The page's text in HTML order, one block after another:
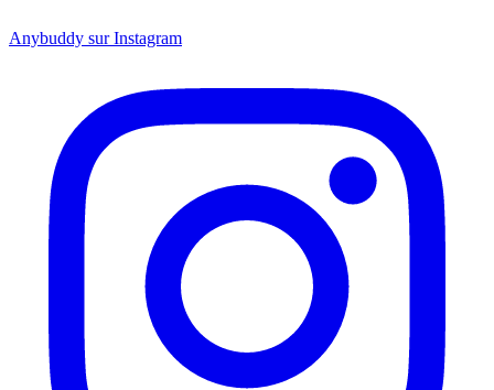
Anybuddy sur Instagram